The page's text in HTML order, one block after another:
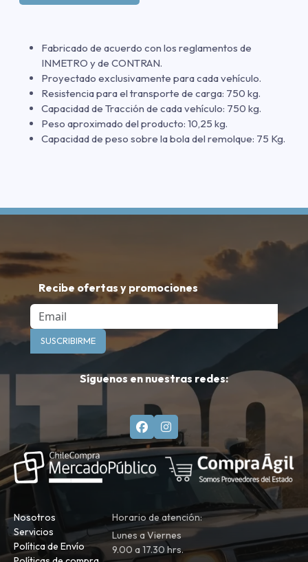
Fabricado de acuerdo con los reglamentos de
INMETRO y de CONTRAN.
Proyectado exclusivamente para cada vehículo.
Resistencia para el transporte de carga: 750 kg.
Capacidad de Tracción de cada vehículo: 750 kg.
Peso aproximado del producto: 10,25 kg.
Capacidad de peso sobre la bola del remolque: 75 Kg.
Recibe ofertas y promociones
Email
SUSCRIBIRME
Síguenos en nuestras redes:
Nosotros
Servicios
Política de Envío
Horario de atención:
Lunes a Viernes
9.00 a 17.30 hrs.